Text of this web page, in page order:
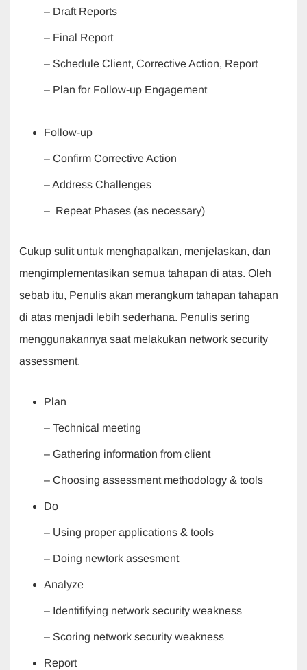
– Draft Reports
– Final Report
– Schedule Client, Corrective Action, Report
– Plan for Follow-up Engagement
Follow-up
– Confirm Corrective Action
– Address Challenges
– Repeat Phases (as necessary)
Cukup sulit untuk menghapalkan, menjelaskan, dan
mengimplementasikan semua tahapan di atas. Oleh
sebab itu, Penulis akan merangkum tahapan tahapan
di atas menjadi lebih sederhana. Penulis sering
menggunakannya saat melakukan network security
assessment.
Plan
– Technical meeting
– Gathering information from client
– Choosing assessment methodology & tools
Do
– Using proper applications & tools
– Doing newtork assesment
Analyze
– Identififying network security weakness
– Scoring network security weakness
Report